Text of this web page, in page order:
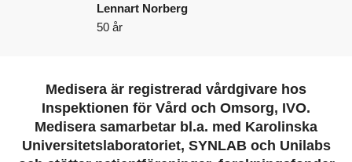
Lennart Norberg
50 år
Medisera är registrerad vårdgivare hos
Inspektionen för Vård och Omsorg, IVO.
Medisera samarbetar bl.a. med Karolinska
Universitetslaboratoriet, SYNLAB och Unilabs